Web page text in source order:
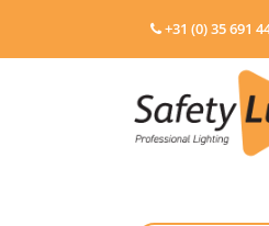
+31 (0) 35 691